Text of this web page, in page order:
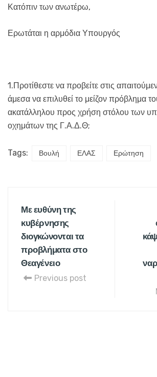
Κατόπιν των ανωτέρω,
Ερωτάται η αρμόδια Υπουργός
1.Προτίθεστε να προβείτε στις
άμεσα να επιλυθεί το μείζον πρόβλημα
ακατάλληλου προς χρήση στόλου των
οχημάτων της Γ.Α.Δ.Θ;
Tags: Βουλή ΕΛΑΣ Ερώτηση
Με ευθύνη της
κυβέρνησης
διογκώνονται τα
προβλήματα στο
Θεαγένειο
Previous post